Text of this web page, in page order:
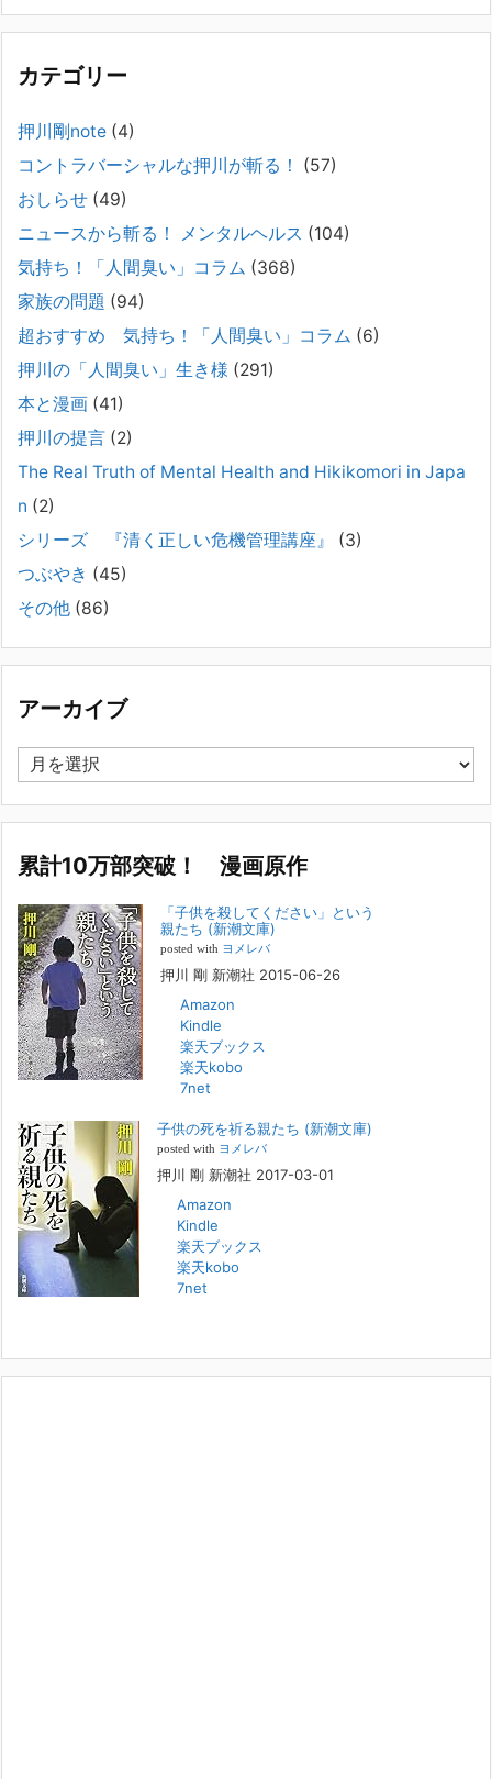
困ってし[...]
精神科から「退院できます」と言われた家族へ──退院
2026年2月21日
通常価格 2,980円 → 今だけ 1,480円（50％OFF）こちらのnoteは、
（株）トキワ精神保健事務所（所長：押川剛）が支援の現場で行なって
きた実務対応を、家族向けに整理しています。 続きをみ
#042 精神疾患の子どもと健全なコミュニケーション
がとれない（母娘編）。
2025年8月17日
弊社は、病識のない重篤な精神疾患を抱えるご家族からのご相談を受
け、長年にわたり精神科医療へのアクセスの仕方や問題解決に取り組ん
い場合、家 [...]
#041 将来を案じる「きょうだい」必見②きょうだ
で困っている方へ
2025年8月11日
長年問題解決に至らない家族のパターンのうち、弊社の相談で多い事例
景・特徴続きをみる
集英社オンラインのインタビューを受けました。「漫
画といえば集英社！」というく…
2023年3月1日
集英社オンラインのインタビューを受けました。「漫画といえば集英
社！」というくらいの大御所が、「子供を殺してくださいという親た
ち」に興味を持ってくれたことは、漫画としても私個人としても大変な
名誉です。h[...]
若年層の子供の問題
『「子供を殺してください」という親たち』では、先月まで、10代の対
象者をテーマにした回、「ケース19 奴隷化する親たち」をお送りして
いました。こちらは、最終話をコミックバンチWebで読むことができま
す[...]
FBS福岡放送『目撃者f』出演情報
2022年2月27日
本日（日曜）深夜1時25分～FBS福岡放送『目撃者f』で、（株）トキワ
されます。「俺がつなげてやる～コワモテ“説得屋”の生き様～」続きを
[...]
人と“直接”向き合うことの価値
2022年1月14日
2022年になりました。すでに言い尽くされていることではありますが、
コロナ禍は、日々の生活や生き方そのものを考える機会となりました。
「人に会う」こと一つをとっても、実はさして必要のなかった付き合い
カテゴリー
押川剛note (4)
コントラバーシャルな押川が斬る！
(57)
おしらせ (49)
ニュースから斬る！ メンタルヘルス (104)
気持ち！「人間臭い」コラム (368)
家族の問題 (94)
超おすすめ 気持ち！「人間臭い」コラム (6)
押川の「人間臭い」生き様 (291)
本と漫画 (41)
押川の提言 (2)
The Real Truth of Mental Health and Hikikomori in Japa
n (2)
シリーズ 『清く正しい危機管理講座』
(3)
つぶやき (45)
その他 (86)
アーカイブ
ー
カ
ブ
累計10万部突破！ 漫画原作
「子供を殺してください」という
親たち (新潮文庫)
posted with ヨメレバ
押川 剛 新潮社 2015-06-26
Amazon
Kindle
楽天ブックス
楽天kobo
7net
子供の死を祈る親たち (新潮文庫)
posted with ヨメレバ
押川 剛 新潮社 2017-03-01
Amazon
Kindle
楽天ブックス
楽天kobo
7net